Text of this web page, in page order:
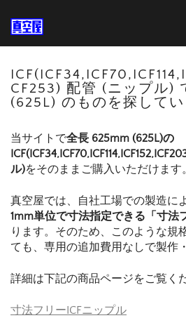
CF253) 配管 (ニップル)
(625L) のものを探してい
当サイトで全長 625mm (625L)の
ル)をそのままご購入いただけます。
真空屋では、自社工場での製造に
1mm単位で寸法指定できる「寸法
ります。そのため、このような規
ても、専用の追加費用なしで製作
詳細は下記の商品ページをご覧く
寸法フリーICFニップル